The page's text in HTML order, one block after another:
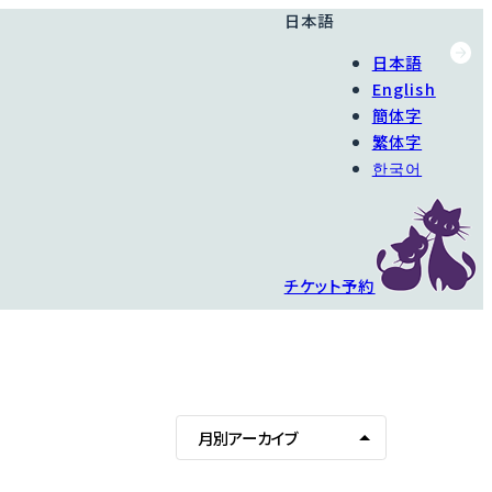
日本語
日本語
English
簡体字
繁体字
한국어
チケット予約
月別アーカイブ